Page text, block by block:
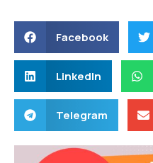
Facebook
LinkedIn
Telegram